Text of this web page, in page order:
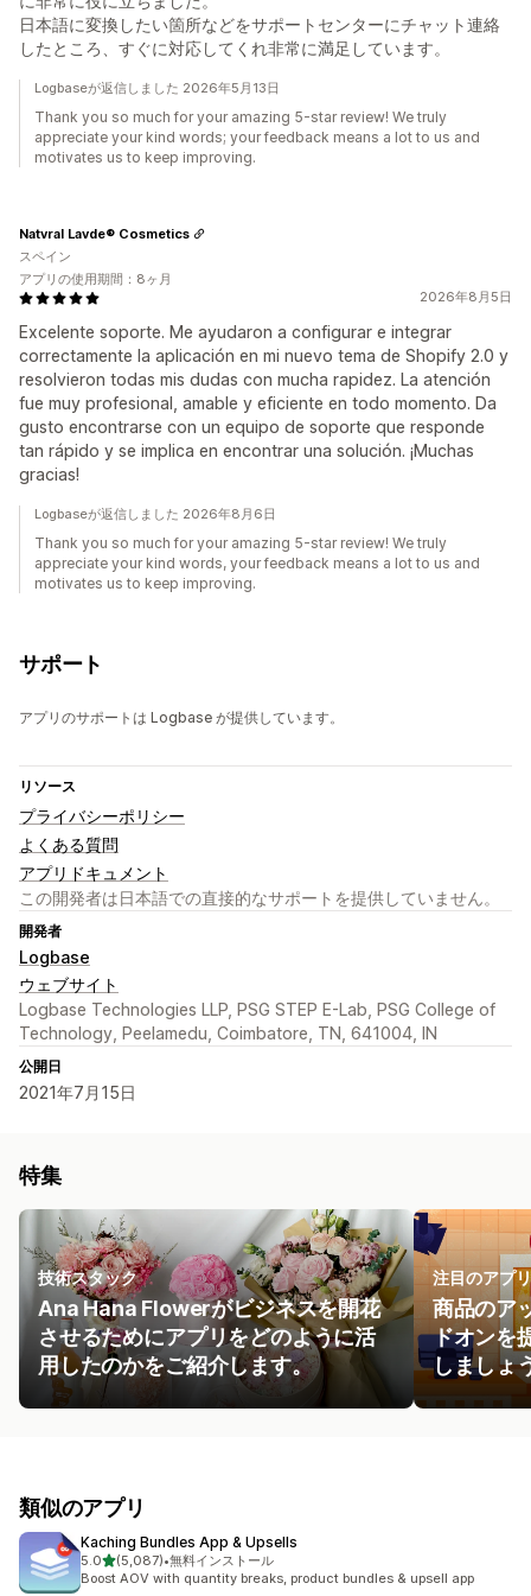
日本語に変換したい箇所などをサポートセンターにチャット連絡
したところ、すぐに対応してくれ非常に満足しています。
Logbaseが返信しました 2026年5月13日
Thank you so much for your amazing 5-star review! We truly
appreciate your kind words; your feedback means a lot to us and
motivates us to keep improving.
2026年8月5日
Excelente soporte. Me ayudaron a configurar e integrar
correctamente la aplicación en mi nuevo tema de Shopify 2.0 y
resolvieron todas mis dudas con mucha rapidez. La atención
fue muy profesional, amable y eficiente en todo momento. Da
gusto encontrarse con un equipo de soporte que responde
tan rápido y se implica en encontrar una solución. ¡Muchas
gracias!
Natvral Lavde® Cosmetics
スペイン
アプリの使用期間：8ヶ月
Logbaseが返信しました 2026年8月6日
Thank you so much for your amazing 5-star review! We truly
appreciate your kind words, your feedback means a lot to us and
motivates us to keep improving.
サポート
アプリのサポートは Logbase が提供しています。
リソース
プライバシーポリシー
よくある質問
アプリドキュメント
この開発者は日本語での直接的なサポートを提供していません。
開発者
Logbase
ウェブサイト
Logbase Technologies LLP, PSG STEP E-Lab, PSG College of
Technology, Peelamedu, Coimbatore, TN, 641004, IN
公開日
2021年7月15日
特集
技術スタック
Ana Hana Flowerがビジネスを開花
させるためにアプリをどのように活
用したのかをご紹介します。
注目のアプリ
商品のア
ドオンを
しましょ
類似のアプリ
Kaching Bundles App & Upsells
5.05つ星中
(5,087)
合計レビュー数：5087件
•無料インストール
Boost AOV with quantity breaks, product bundles & upsell app